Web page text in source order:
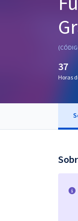
Questões grátis
37
Horas